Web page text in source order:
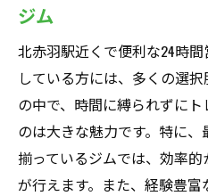
ジム
北赤羽駅近くで便利な24時
している方には、多くの選
の中で、時間に縛られずに
のは大きな魅力です。特に
揃っているジムでは、効率
が行えます。また、経験豊